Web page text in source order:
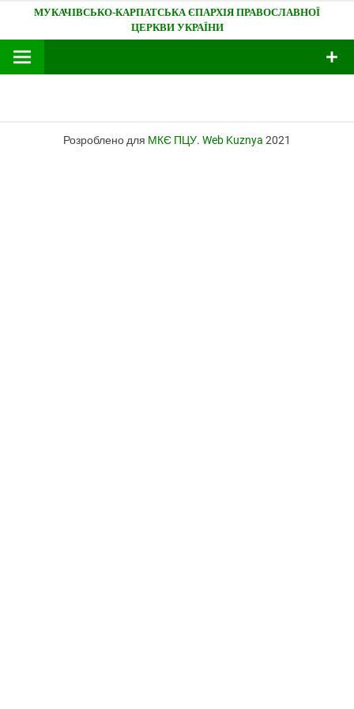
content
Мукачівсько-Карпатська єпархія
Розроблено для МКЄ ПЦУ. Web Kuznya 2021